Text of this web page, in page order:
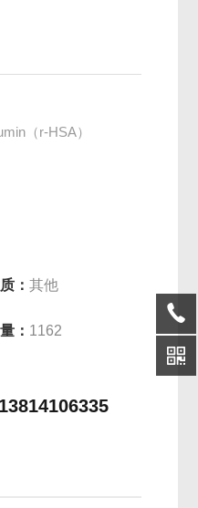
（r-HSA）
：其他
： 1162
13814106335